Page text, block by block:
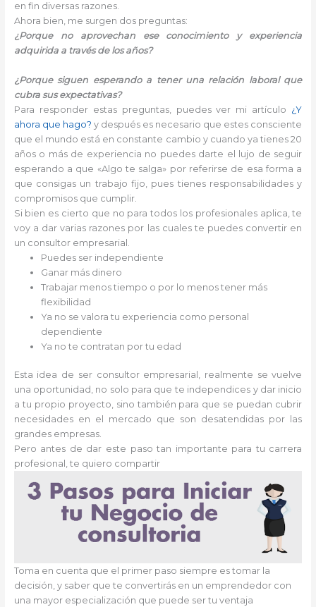
en fin diversas razones.
Ahora bien, me surgen dos preguntas:
¿Porque no aprovechan ese conocimiento y experiencia
adquirida a través de los años?
¿Porque siguen esperando a tener una relación laboral que
cubra sus expectativas?
Para responder estas preguntas, puedes ver mi artículo ¿Y
ahora que hago? y después es necesario que estes consciente
que el mundo está en constante cambio y cuando ya tienes 20
años o más de experiencia no puedes darte el lujo de seguir
esperando a que «Algo te salga» por referirse de esa forma a
que consigas un trabajo fijo, pues tienes responsabilidades y
compromisos que cumplir.
Si bien es cierto que no para todos los profesionales aplica, te
voy a dar varias razones por las cuales te puedes convertir en
un consultor empresarial.
Puedes ser independiente
Ganar más dinero
Trabajar menos tiempo o por lo menos tener más
flexibilidad
Ya no se valora tu experiencia como personal
dependiente
Ya no te contratan por tu edad
Esta idea de ser consultor empresarial, realmente se vuelve
una oportunidad, no solo para que te independices y dar inicio
a tu propio proyecto, sino también para que se puedan cubrir
necesidades en el mercado que son desatendidas por las
grandes empresas.
Pero antes de dar este paso tan importante para tu carrera
profesional, te quiero compartir
Toma en cuenta que el primer paso siempre es tomar la
decisión, y saber que te convertirás en un emprendedor con
una mayor especialización que puede ser tu ventaja